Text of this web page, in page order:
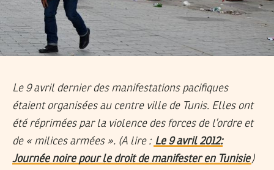
Le 9 avril dernier des manifestations pacifiques
étaient organisées au centre ville de Tunis. Elles ont
été réprimées par la violence des forces de l’ordre et
de « milices armées ». (A lire : Le 9 avril 2012:
Journée noire pour le droit de manifester en Tunisie)